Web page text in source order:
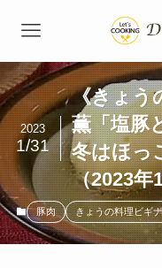
《きょう
薫「塩豚
冬はほっ
（2023年
2023
1/31
豚肉 きょうの料理ビギ